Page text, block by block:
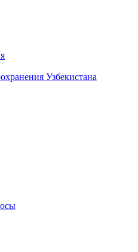
Узбекистана